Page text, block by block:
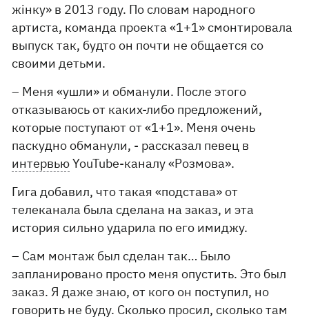
жінку» в 2013 году. По словам народного
артиста, команда проекта «1+1» смонтировала
выпуск так, будто он почти не общается со
своими детьми.
– Меня «ушли» и обманули. После этого
отказываюсь от каких-либо предложений,
которые поступают от «1+1». Меня очень
паскудно обманули, - рассказал певец в
интервьюYouTube-каналу «Розмова».
Гига добавил, что такая «подстава» от
телеканала была сделана на заказ, и эта
история сильно ударила по его имиджу.
– Сам монтаж был сделан так… Было
запланировано просто меня опустить. Это был
заказ. Я даже знаю, от кого он поступил, но
говорить не буду. Сколько просил, сколько там